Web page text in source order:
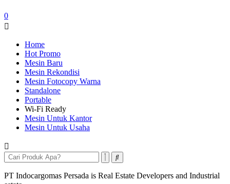
0
Home
Hot Promo
Mesin Baru
Mesin Rekondisi
Mesin Fotocopy Warna
Standalone
Portable
Wi-Fi Ready
Mesin Untuk Kantor
Mesin Untuk Usaha
PT Indocargomas Persada is Real Estate Developers and Industrial